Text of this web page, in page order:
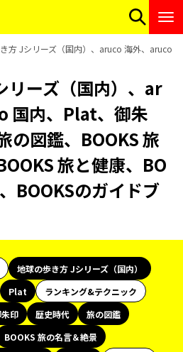
方 Jシリーズ（国内）、aruco 海外、aruco
リーズ（国内）、ar
国内、Plat、御朱
の図鑑、BOOKS 旅
旅と健康、BO
BOOKSのガイドブ
地球の歩き方 Jシリーズ（国内）
Plat
ランキング&テクニック
印 歴史時代
旅の図鑑
BOOKS 旅の名言＆絶景